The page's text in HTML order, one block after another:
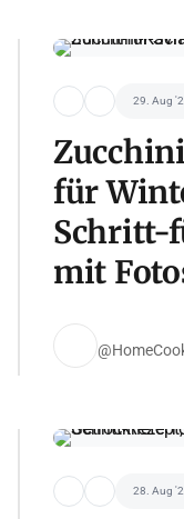
29. Aug
für
Schritt-
mit
28. Aug